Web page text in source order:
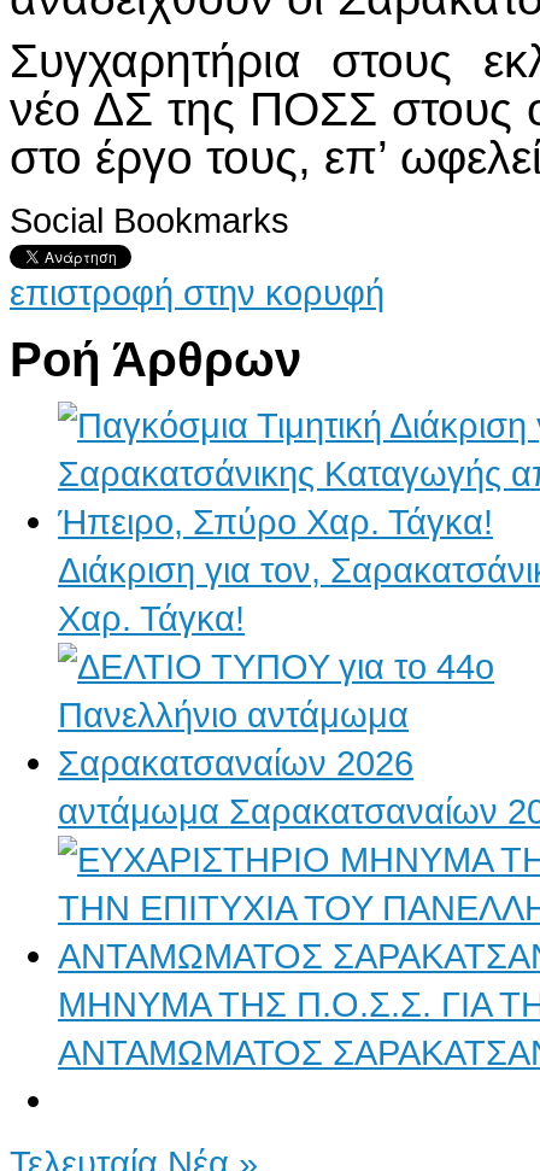
Συγχαρητήρια στους
νέο ΔΣ της ΠΟΣΣ στους
στο έργο τους, επ’
Social Bookmarks
επιστροφή στην κορυφή
Ροή Άρθρων
Διάκριση για τον,
Χαρ. Τάγκα!
αντάμωμα Σαρακατσαναίων
ΜΗΝΥΜΑ ΤΗΣ Π.Ο.Σ.Σ. ΓΙΑ
ΑΝΤΑΜΩΜΑΤΟΣ
Τελευταία Νέα »